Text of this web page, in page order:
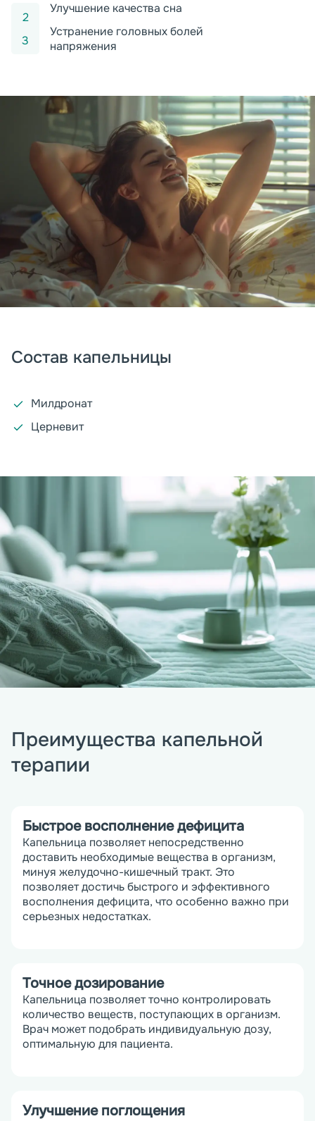
Улучшение качества сна
Устранение головных болей
напряжения
Состав капельницы
Милдронат
Церневит
Преимущества капельной
терапии
Быстрое восполнение дефицита
Капельница позволяет непосредственно
доставить необходимые вещества в организм,
минуя желудочно-кишечный тракт. Это
позволяет достичь быстрого и эффективного
восполнения дефицита, что особенно важно при
серьезных недостатках.
Точное дозирование
Капельница позволяет точно контролировать
количество веществ, поступающих в организм.
Врач может подобрать индивидуальную дозу,
оптимальную для пациента.
Улучшение поглощения